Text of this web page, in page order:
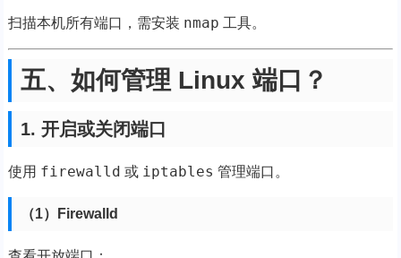
扫描本机所有端口，需安装 nmap 工具。
五、如何管理 Linux 端口？
1. 开启或关闭端口
使用 firewalld 或 iptables 管理端口。
（1）Firewalld